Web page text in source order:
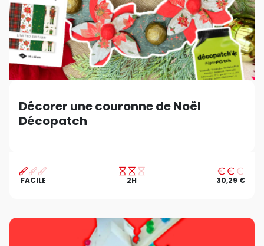
Décorer une couronne de Noël
Décopatch
FACILE 2H 30,29 €